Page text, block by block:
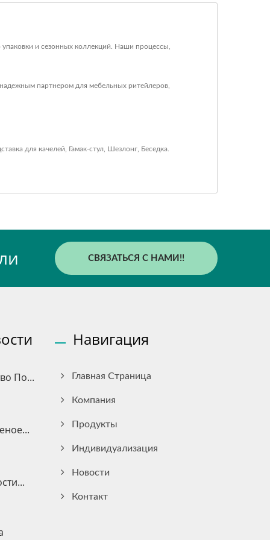
и сезонных коллекций. Наши процессы,
партнером для мебельных ритейлеров,
для качелей Гамак-стул Шезлонг Беседка
СВЯЗАТЬСЯ С НАМИ!!
По...
Навигация
Главная Страница
Компания
Продукты
Индивидуализация
Новости
Контакт